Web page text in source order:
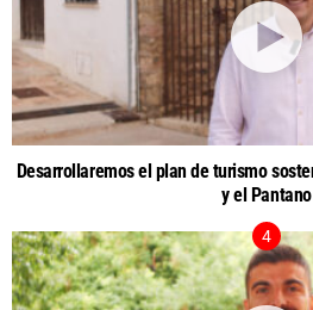
Desarrollaremos el plan de turismo
y el Pantano